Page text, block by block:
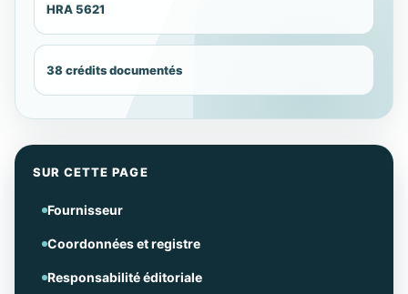
HRA 5621
38 crédits documentés
SUR CETTE PAGE
Fournisseur
Coordonnées et registre
Responsabilité éditoriale